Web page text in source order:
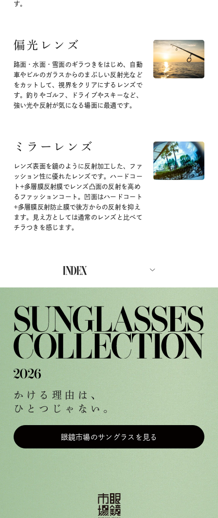
INDEX
ABOUT
PICK UP
MEGANE ICHIBA ORIGINALS
LICENSY BRANDS
LENSES
す。
偏光レンズ
路面・水面・雪面のギラつきをはじめ、自動
車やビルのガラスからのまぶしい反射光など
をカットして、視界をクリアにするレンズで
す。釣りやゴルフ、ドライブやスキーなど、
強い光や反射が気になる場面に最適です。
ミラーレンズ
レンズ表面を鏡のように反射加工した、ファ
ッション性に優れたレンズです。ハードコー
ト+多層膜反射膜でレンズ凸面の反射を高め
るファッションコート。凹面はハードコート
+多層膜反射防止膜で後方からの反射を抑え
ます。見え方としては通常のレンズと比べて
チラつきを感じます。
かける理由は、
ひとつじゃない。
眼鏡市場のサングラスを見る